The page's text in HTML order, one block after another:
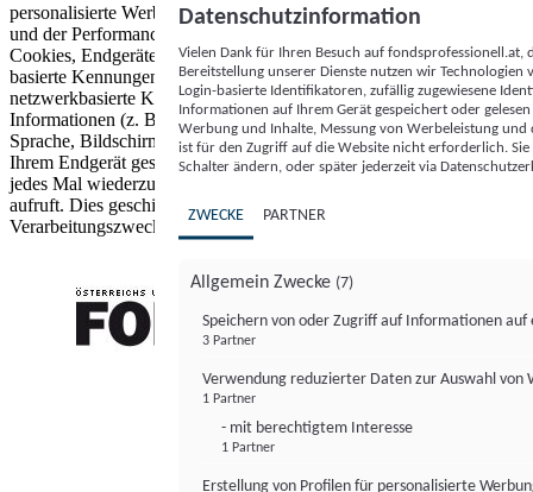
personalisierte Werbung und Inhalte, Messung von Werbeleistung
und der Performance von Inhalten sowie Zielgruppenforschung.
Cookies, Endgeräte- oder ähnliche Online-Kennungen (z. B. login-
basierte Kennungen, zufällig generierte Kennungen,
netzwerkbasierte Kennungen) können zusammen mit anderen
Informationen (z. B. Browsertyp und Browserinformationen,
Sprache, Bildschirmgröße, unterstützte Technologien usw.) auf
Ihrem Endgerät gespeichert oder von dort ausgelesen werden, um es
jedes Mal wiederzuerkennen, wenn es eine App oder einer Webseite
aufruft. Dies geschieht für einen oder mehrere der hier aufgeführten
Verarbeitungszwecke.
Datenschutzinformation
Vielen Dank für Ihren Besuch auf
Bereitstellung unserer Dienste nutzen wir Technologien
Login-basierte Identifikatoren, zufällig zugewiesene
Informationen auf Ihrem Gerät gespeichert oder
Werbung und Inhalte, Messung von Werbeleistung
ist für den Zugriff auf die Website nicht erforderlich.
Schalter ändern, oder später jederzeit via
ZWECKE PARTNER
Allgemein Zwecke (7)
Speichern von oder Zugriff auf Informationen auf
3 Partner
Verwendung reduzierter Daten zur Auswahl von
1 Partner
- mit berechtigtem Interesse
1 Partner
Erstellung von Profilen für personalisierte
FONDS professionell